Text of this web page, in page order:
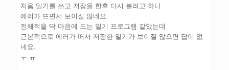
처음 일기를 쓰고 저장을 한후 다시 볼려고 하니
에러가 뜨면서 보이질 않네요.
전체적을 딱 마음에 드는 일기 프로그램 같았는데
근본적으로 에러가 떠서 저장한 일기가 보이질 않으면 답이 없
네요.
ㅜ.ㅠ